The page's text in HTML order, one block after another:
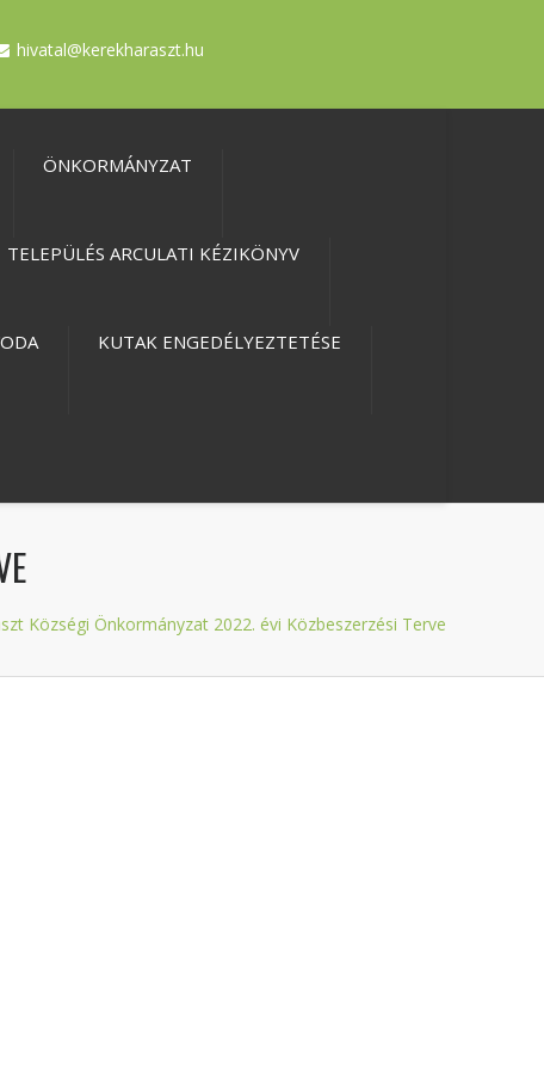
hivatal@kerekharaszt.hu
ÖNKORMÁNYZAT
TELEPÜLÉS ARCULATI KÉZIKÖNYV
KUTAK ENGEDÉLYEZTETÉSE
Községi Önkormányzat 2022. évi Közbeszerzési Terve